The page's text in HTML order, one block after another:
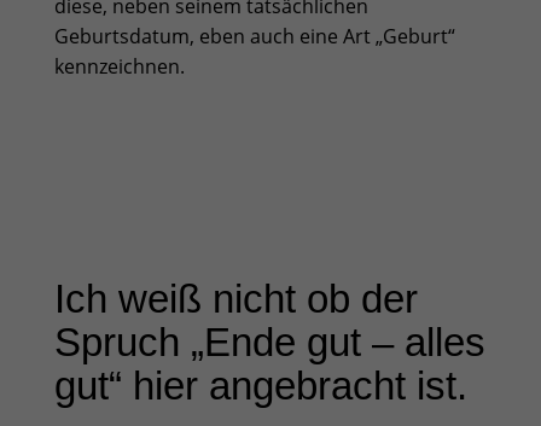
diese, neben seinem tatsächlichen
Geburtsdatum, eben auch eine Art „Geburt“
kennzeichnen.
Ich weiß nicht ob der
Spruch „Ende gut – alles
gut“ hier angebracht ist.